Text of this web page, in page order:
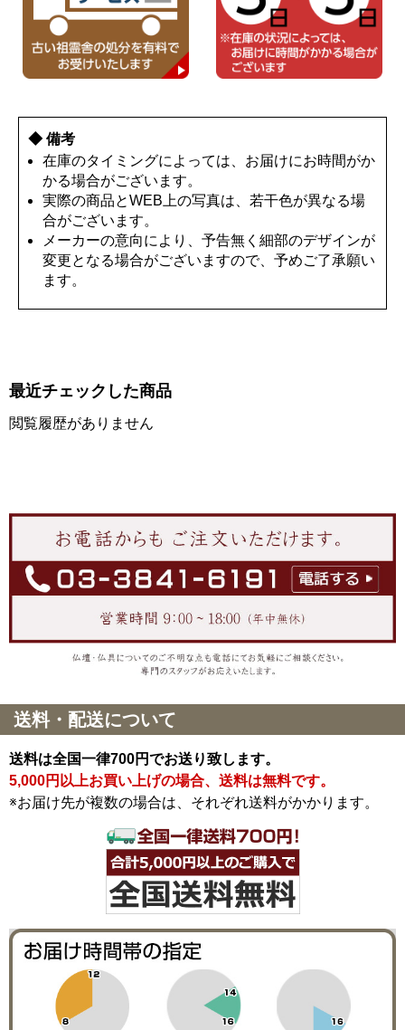
◆ 備考
在庫のタイミングによっては、お届けにお時間がか
かる場合がございます。
実際の商品とWEB上の写真は、若干色が異なる場
合がございます。
メーカーの意向により、予告無く細部のデザインが
変更となる場合がございますので、予めご了承願い
ます。
最近チェックした商品
閲覧履歴がありません
送料・配送について
送料は全国一律700円でお送り致します。
5,000円以上お買い上げの場合、送料は無料です。
※お届け先が複数の場合は、それぞれ送料がかかります。